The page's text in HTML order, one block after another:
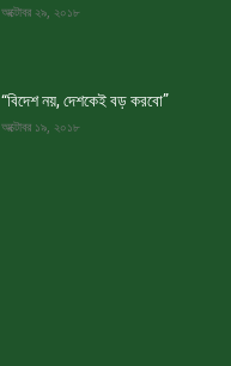
অক্টোবর ২৯, ২০১৮
“বিদেশ নয়, দেশকেই বড় করবো”
অক্টোবর ১৯, ২০১৮